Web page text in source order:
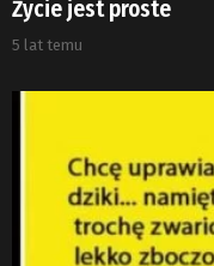
Życie jest proste
5 lat temu